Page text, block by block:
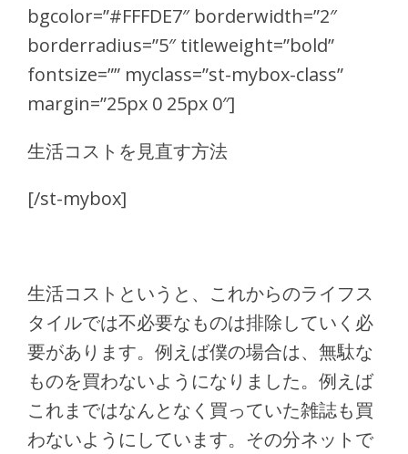
bgcolor=”#FFFDE7″ borderwidth=”2″
borderradius=”5″ titleweight=”bold”
fontsize=”” myclass=”st-mybox-class”
margin=”25px 0 25px 0″]
生活コストを見直す方法
[/st-mybox]
生活コストというと、これからのライフス
タイルでは不必要なものは排除していく必
要があります。例えば僕の場合は、無駄な
ものを買わないようになりました。例えば
これまではなんとなく買っていた雑誌も買
わないようにしています。その分ネットで